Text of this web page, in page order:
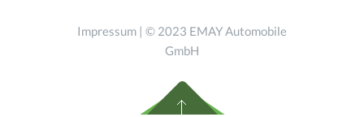
Impressum | © 2023 EMAY Automobile
GmbH